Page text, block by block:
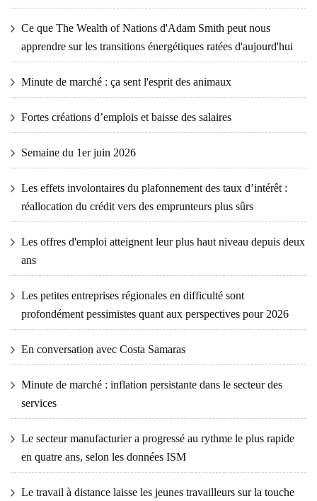
Ce que The Wealth of Nations d'Adam Smith peut nous
apprendre sur les transitions énergétiques ratées d'aujourd'hui
Minute de marché : ça sent l'esprit des animaux
Fortes créations d’emplois et baisse des salaires
Semaine du 1er juin 2026
Les effets involontaires du plafonnement des taux d’intérêt :
réallocation du crédit vers des emprunteurs plus sûrs
Les offres d'emploi atteignent leur plus haut niveau depuis deux
ans
Les petites entreprises régionales en difficulté sont
profondément pessimistes quant aux perspectives pour 2026
En conversation avec Costa Samaras
Minute de marché : inflation persistante dans le secteur des
services
Le secteur manufacturier a progressé au rythme le plus rapide
en quatre ans, selon les données ISM
Le travail à distance laisse les jeunes travailleurs sur la touche